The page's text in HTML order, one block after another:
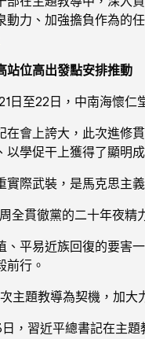
動力、加強擔負作為的
站位高出發點安排推動
日至22日，中南海懷
在會上誇大，此次進修
以學促干上獲得了顯明成
實際武裝，是馬克思主
全貫徹黨的二十年夜精
、平易近族回復的要害
前行。
主題教導為契機，加
，習近平總書記在主題